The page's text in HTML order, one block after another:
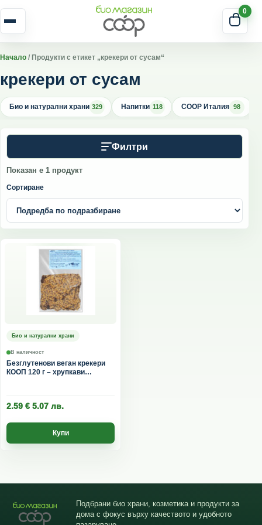
Skip to content 0
Начало / Продукти с етикет „крекери от сусам“
крекери от сусам
Био и натурални храни 329 Напитки 118 COOP Италия 98
Филтри
Показан е 1 продукт
Сортиране
Био и натурални храни
В наличност
Безглутенови веган крекери
КООП 120 г – хрупкави
2.59 € 5.07 лв.
Купи
Подбрани био храни, козметика и продукти за
дома с фокус върху качеството и удобното